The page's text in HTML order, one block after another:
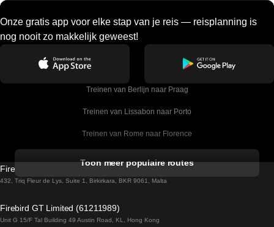
Onze gratis app voor elke stap van je reis — reisplanning is
nog nooit zo makkelijk geweest!
Treinen van Berlijn naar Praag
Treinen van Lissabon naar Porto
Treinen van Rome naar Florence
Treinen van Sevilla naar Barcelona
Treinen van Praag naar Wenen
Toon meer populaire routes
Firebird GT Limited (OC 1451)
432, Triq Fleur de Lys, Suite 1, Birkirkara, BKR 9061, Malta
Firebird GT Limited (61211989)
Unit G 15/F Tal Building 49 Austin Road, KL, Hong Kong